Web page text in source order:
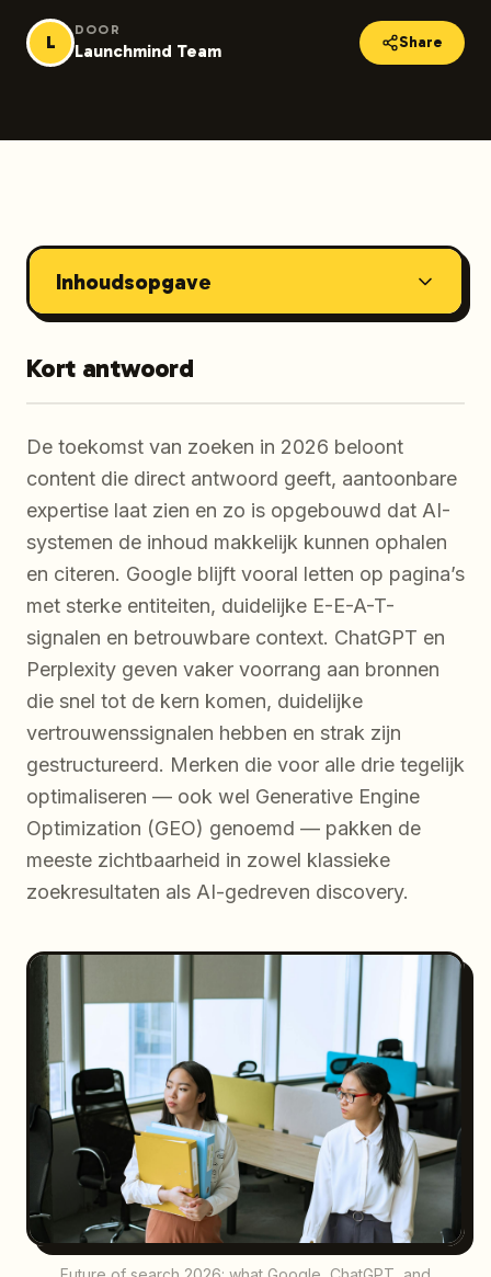
L
DOOR
Launchmind Team Share
Inhoudsopgave
Kort antwoord
De toekomst van zoeken in 2026 beloont
content die direct antwoord geeft, aantoonbare
expertise laat zien en zo is opgebouwd dat AI-
systemen de inhoud makkelijk kunnen ophalen
en citeren. Google blijft vooral letten op pagina’s
met sterke entiteiten, duidelijke E-E-A-T-
signalen en betrouwbare context. ChatGPT en
Perplexity geven vaker voorrang aan bronnen
die snel tot de kern komen, duidelijke
vertrouwenssignalen hebben en strak zijn
gestructureerd. Merken die voor alle drie tegelijk
optimaliseren — ook wel Generative Engine
Optimization (GEO) genoemd — pakken de
meeste zichtbaarheid in zowel klassieke
zoekresultaten als AI-gedreven discovery.